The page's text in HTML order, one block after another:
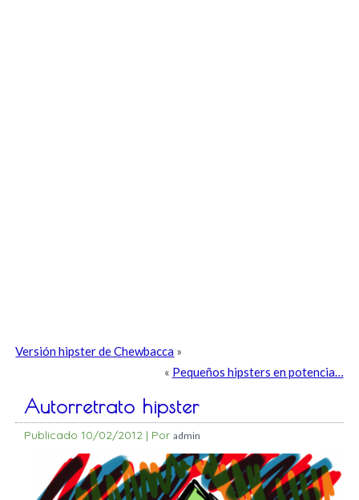
Versión hipster de Chewbacca »
« Pequeños hipsters en potencia…
Autorretrato hipster
Publicado 10/02/2012 | Por admin